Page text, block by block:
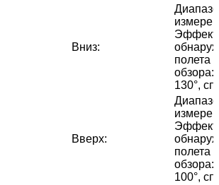
Вниз:
полета
обзора:
130°,
Вверх:
полета
обзора:
100°,